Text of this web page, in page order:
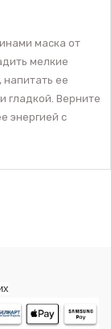
маска от
мелкие
ее
гладкой. Верните
энергией с